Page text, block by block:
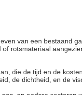
van een bestaand
rotsmateriaal
die de tijd en de
de dichtheid, en de